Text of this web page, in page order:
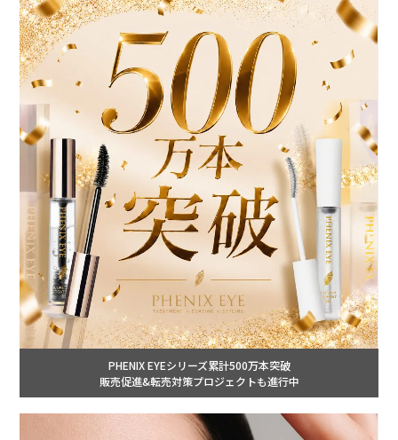
PHENIX EYEシリーズ累計500万本突破
販売促進&転売対策プロジェクトも進行中